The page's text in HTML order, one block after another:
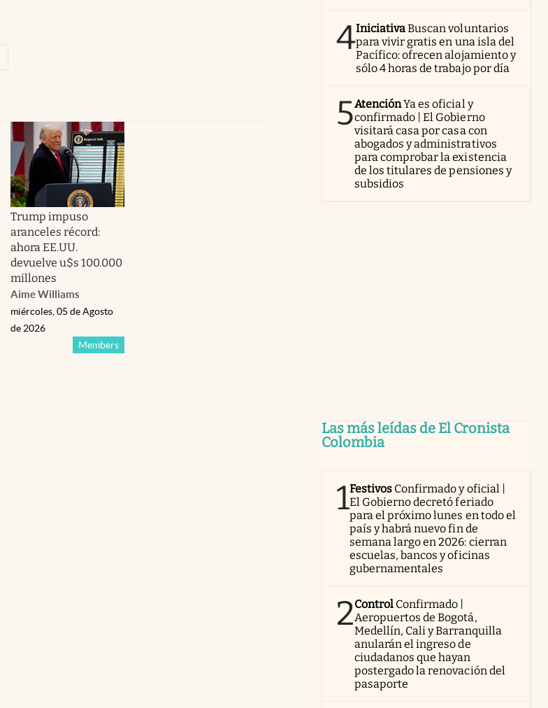
Trump impuso
aranceles récord:
ahora EE.UU.
devuelve u$s 100.000
millones
Aime Williams
Members
miércoles, 05 de Agosto
de 2026
4IniciativaBuscan voluntarios
para vivir gratis en una isla del
Pacífico: ofrecen alojamiento y
sólo 4 horas de trabajo por día
5AtenciónYa es oficial y
confirmado | El Gobierno
visitará casa por casa con
abogados y administrativos
para comprobar la existencia
de los titulares de pensiones y
subsidios
Las más leídas de El Cronista
Colombia
1Festivos Confirmado y oficial |
El Gobierno decretó feriado
para el próximo lunes en todo el
país y habrá nuevo fin de
semana largo en 2026: cierran
escuelas, bancos y oficinas
gubernamentales
2Control Confirmado |
Aeropuertos de Bogotá,
Medellín, Cali y Barranquilla
anularán el ingreso de
ciudadanos que hayan
postergado la renovación del
pasaporte